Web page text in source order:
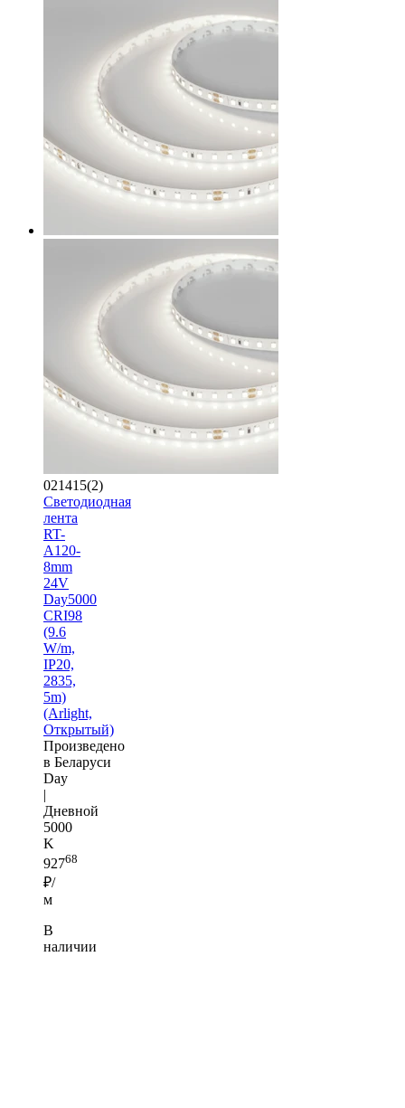
021415(2)
Светодиодная
лента
RT-
A120-
8mm
24V
Day5000
CRI98
(9.6
W/m,
IP20,
2835,
5m)
(Arlight,
Открытый)
Произведено
в Беларуси
Day
|
Дневной
5000
K
92768
₽/
м
В
наличии